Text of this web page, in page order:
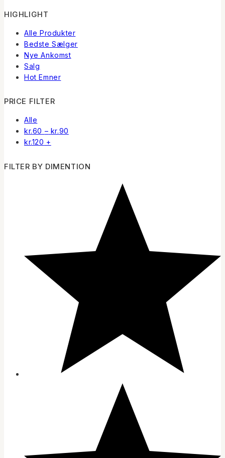
HIGHLIGHT
Alle Produkter
Bedste Sælger
Nye Ankomst
Salg
Hot Emner
PRICE FILTER
Alle
kr.60 – kr.90
kr.90
kr.120 +
FILTER BY DIMENTION